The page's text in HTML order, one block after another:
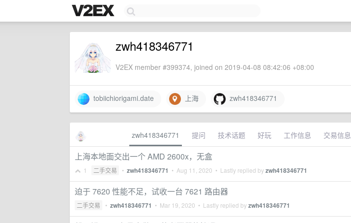
zwh418346771
V2EX member #399374, joined on 2019-04-08 08:42:06 +08:00
tobiichiorigami.date 上海 zwh418346771
zwh418346771 提问 技术话题 好玩 工作信息 交易信息
上海本地面交出一个 AMD 2600x，无盒
1 二手交易 • zwh418346771 • Aug 11, 2020 • Lastly replied byzwh418346771
迫于 7620 性能不足，试收一台 7621 路由器
二手交易 • zwh418346771 • Mar 19, 2020 • Lastly replied byzwh418346771